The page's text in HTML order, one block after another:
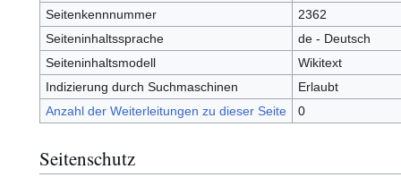
Seitenkennnummer
2362
Seiteninhaltssprache
de - Deutsch
Seiteninhaltsmodell
Wikitext
Indizierung durch Suchmaschinen
Erlaubt
Anzahl der Weiterleitungen zu dieser Seite
0
Seitenschutz